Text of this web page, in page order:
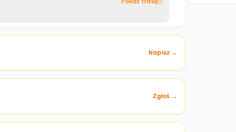
Napisz →
Zgłoś →